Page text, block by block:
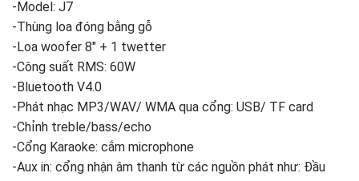
-Model: J7
-Thùng loa đóng bằng gỗ
-Loa woofer 8″ + 1 twetter
-Công suất RMS: 60W
-Bluetooth V4.0
-Phát nhạc MP3/WAV/ WMA qua cổng: USB/ TF card
-Chỉnh treble/bass/echo
-Cổng Karaoke: cắm microphone
-Aux in: cổng nhận âm thanh từ các nguồn phát như: Đầu